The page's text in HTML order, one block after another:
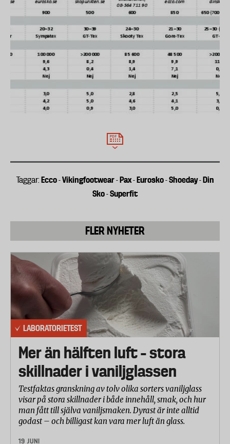
förekomst av PFOA eller PFOS.
Taggar: Ecco-Vikingfootwear-Pax-Eurosko-Shoeday-Din
Sko-Superfit
FLER NYHETER
LABORATORIETEST
Mer än hälften luft – stora
skillnader i vaniljglassen
Testfaktas granskning av tolv olika sorters vaniljglass
visar på stora skillnader i både innehåll, smak, och hur
man fått till själva vaniljsmaken. Dyrast är inte alltid
godast – och billigast kan vara mer luft än glass.
19 JUNI